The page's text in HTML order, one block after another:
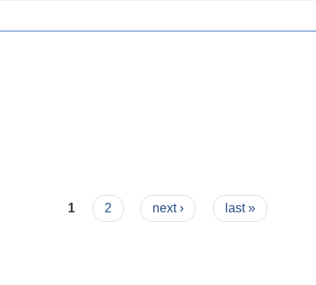
1 2 next › last »